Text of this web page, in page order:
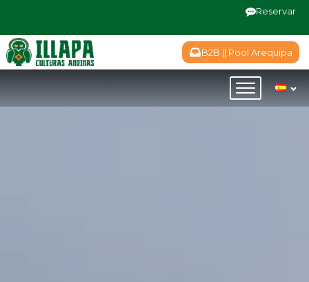
Reservar
B2B || Pool Arequipa